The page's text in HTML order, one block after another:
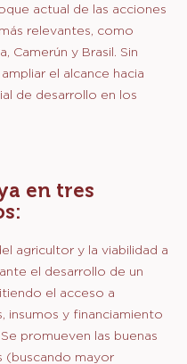
actual de las acciones
relevantes, como
Camerún y Brasil. Sin
el alcance hacia
de desarrollo en los
en tres
agricultor y la viabilidad a
el desarrollo de un
el acceso a
insumos y financiamiento
promueven las buenas
(buscando mayor